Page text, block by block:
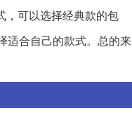
，可以选择经典款的包
适合自己的款式。总的来